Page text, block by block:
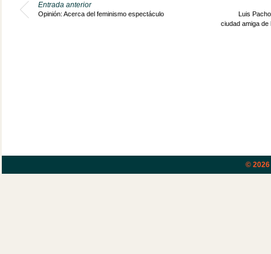
Entrada anterior
Opinión: Acerca del feminismo espectáculo
Luis
ciudad amiga de
© 2026